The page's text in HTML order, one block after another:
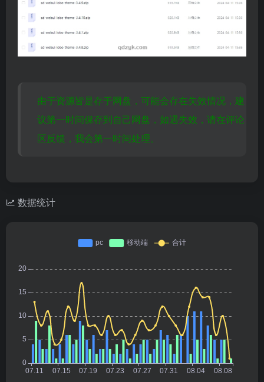
由于资源皆是存于网盘，可能会存在失效情况，建
议第一时间保存到自己网盘，如遇失效，请在评论
区反馈，我会第一时间处理。
数据统计